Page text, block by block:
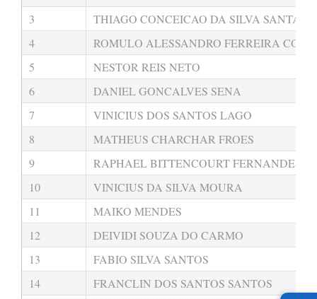
3
THIAGO CONCEICAO DA SILVA SANTANA
4
ROMULO ALESSANDRO FERREIRA
5
NESTOR REIS NETO
6
DANIEL GONCALVES SENA
7
VINICIUS DOS SANTOS LAGO
8
MATHEUS CHARCHAR FROES
9
RAPHAEL BITTENCOURT FERNANDES
10
VINICIUS DA SILVA MOURA
11
MAIKO MENDES
12
DEIVIDI SOUZA DO CARMO
13
FABIO SILVA SANTOS
14
FRANCLIN DOS SANTOS SANTOS